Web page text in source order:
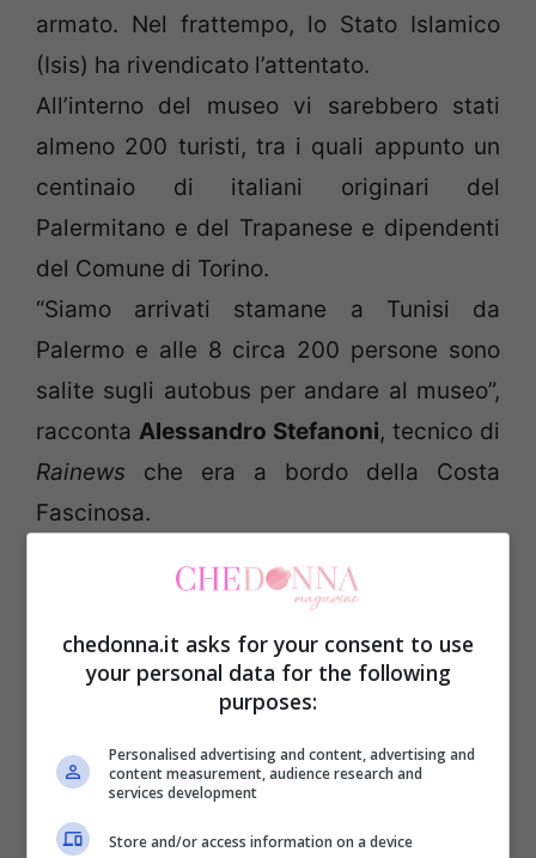
armato. Nel frattempo, lo Stato Islamico
(Isis) ha rivendicato l’attentato.
All’interno del museo vi sarebbero stati
almeno 200 turisti, tra i quali appunto un
centinaio di italiani originari del
Palermitano e del Trapanese e dipendenti
del Comune di Torino.
“Siamo arrivati stamane a Tunisi da
Palermo e alle 8 circa 200 persone sono
salite sugli autobus per andare al museo”,
racconta Alessandro Stefanoni, tecnico di
Rainews che era a bordo della Costa
Fascinosa.
spiegato che due o tre terroristi hanno
aperto il fuoco contro un autobus ferendo
l’autista tunisino. Sono entrati nel museo,
hanno chiuso le porte e aperto il fuoco. Un
accompagnatore è riuscito a far fuggire
una parte degli ostaggi dalla porta
posteriore”, ha poi aggiunto Stefanoni. Una
chedonna.it asks for your consent to use
your personal data for the following
purposes:
Personalised advertising and content, advertising and
content measurement, audience research and
services development
Store and/or access information on a device